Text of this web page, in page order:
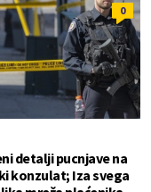
0
detalji pucnjave na
konzulat; Iza svega